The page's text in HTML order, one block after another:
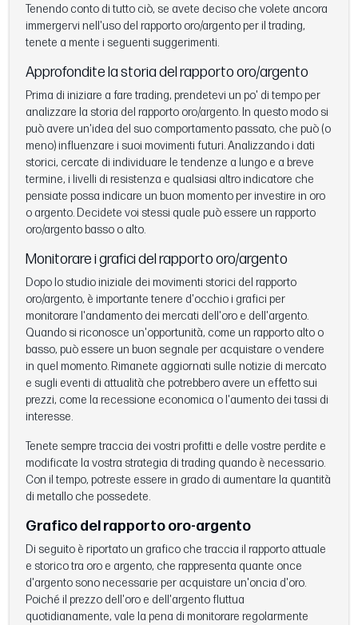
Tenendo conto di tutto ciò, se avete deciso che volete ancora
immergervi nell'uso del rapporto oro/argento per il trading,
tenete a mente i seguenti suggerimenti.
Approfondite la storia del rapporto oro/argento
Prima di iniziare a fare trading, prendetevi un po' di tempo per
analizzare la storia del rapporto oro/argento. In questo modo si
può avere un'idea del suo comportamento passato, che può (o
meno) influenzare i suoi movimenti futuri. Analizzando i dati
storici, cercate di individuare le tendenze a lungo e a breve
termine, i livelli di resistenza e qualsiasi altro indicatore che
pensiate possa indicare un buon momento per investire in oro
o argento. Decidete voi stessi quale può essere un rapporto
oro/argento basso o alto.
Monitorare i grafici del rapporto oro/argento
Dopo lo studio iniziale dei movimenti storici del rapporto
oro/argento, è importante tenere d'occhio i grafici per
monitorare l'andamento dei mercati dell'oro e dell'argento.
Quando si riconosce un'opportunità, come un rapporto alto o
basso, può essere un buon segnale per acquistare o vendere
in quel momento. Rimanete aggiornati sulle notizie di mercato
e sugli eventi di attualità che potrebbero avere un effetto sui
prezzi, come la recessione economica o l'aumento dei tassi di
interesse.
Tenete sempre traccia dei vostri profitti e delle vostre perdite e
modificate la vostra strategia di trading quando è necessario.
Con il tempo, potreste essere in grado di aumentare la quantità
di metallo che possedete.
Grafico del rapporto oro-argento
Di seguito è riportato un grafico che traccia il rapporto attuale
e storico tra oro e argento, che rappresenta quante once
d'argento sono necessarie per acquistare un'oncia d'oro.
Poiché il prezzo dell'oro e dell'argento fluttua
quotidianamente, vale la pena di monitorare regolarmente